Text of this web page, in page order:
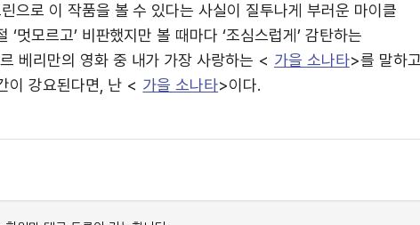
으로 이 작품을 볼 수 있다는 사실이 질투나게 부러운 마이클
모르고’ 비판했지만 볼 때마다 ‘조심스럽게’ 감탄하는
베리만의 영화 중 내가 가장 사랑하는 < 가을 소나타>를 말하
이 강요된다면, 난 < 가을 소나타>이다.